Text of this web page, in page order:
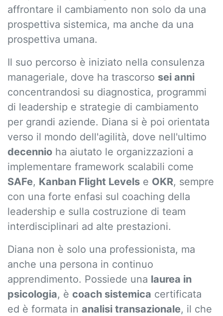
affrontare il cambiamento non solo da una
prospettiva sistemica, ma anche da una
prospettiva umana.
Il suo percorso è iniziato nella consulenza
manageriale, dove ha trascorso sei anni
concentrandosi su diagnostica, programmi
di leadership e strategie di cambiamento
per grandi aziende. Diana si è poi orientata
verso il mondo dell'agilità, dove nell'ultimo
decennio ha aiutato le organizzazioni a
implementare framework scalabili come
SAFe, Kanban Flight Levels e OKR, sempre
con una forte enfasi sul coaching della
leadership e sulla costruzione di team
interdisciplinari ad alte prestazioni.
Diana non è solo una professionista, ma
anche una persona in continuo
apprendimento. Possiede una laurea in
psicologia, è coach sistemica certificata
ed è formata in analisi transazionale, il che